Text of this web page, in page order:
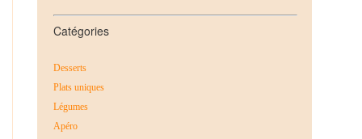
Catégories
Desserts
Plats uniques
Légumes
Apéro